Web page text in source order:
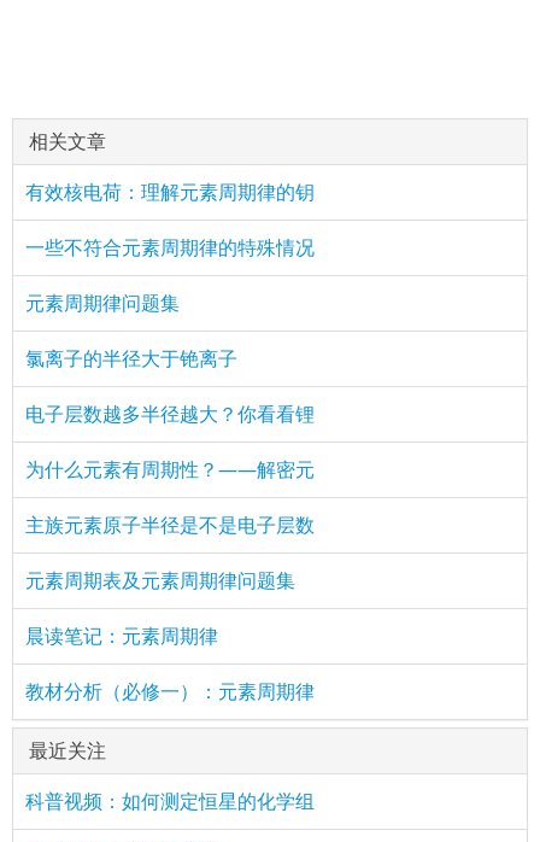
相关文章
有效核电荷：理解元素周期律的钥
一些不符合元素周期律的特殊情况
元素周期律问题集
氯离子的半径大于铯离子
电子层数越多半径越大？你看看锂
为什么元素有周期性？——解密元
主族元素原子半径是不是电子层数
元素周期表及元素周期律问题集
晨读笔记：元素周期律
教材分析（必修一）：元素周期律
最近关注
科普视频：如何测定恒星的化学组